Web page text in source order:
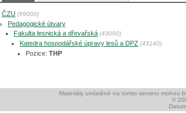
ČZU (99000)
Pedagogické útvary
Fakulta lesnická a dřevařská (43000)
Katedra hospodářské úpravy lesů a DPZ (43140)
Pozice: THP
Materiály umístěné na tomto serveru mohou
©